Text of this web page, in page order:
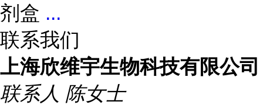
剂盒 ...
联系我们
上海欣维宇生物科技有限公司
联系人 陈女士